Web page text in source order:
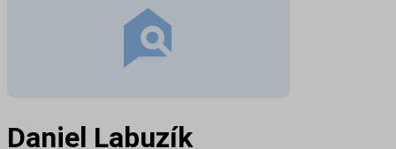
Daniel Labuzík